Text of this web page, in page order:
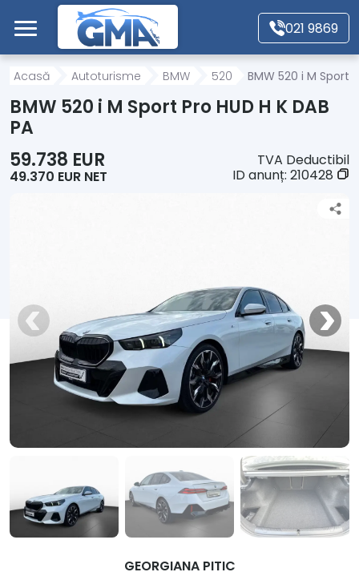
Mergi direct la conținutul principal
021 9869
Acasă
Autoturisme
Motociclete
Despre Noi
Contact
Acasă Autoturisme BMW 520 BMW 520 i M Sport
BMW 520 i M Sport Pro HUD H K DAB
PA
59.738 EUR
49.370 EUR NET
TVA Deductibil
ID anunț: 210428
GEORGIANA PITIC